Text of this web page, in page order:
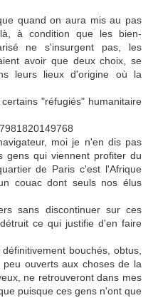
quand on aura mis au pas
à condition que les bien-
ne s'insurgent pas, les
avoir que deux choix, se
leurs lieux d'origine où la
"réfugiés" humanitaire
moi je n'en dis pas
gens qui viennent profiter du
de Paris c'est l'Afrique
couac dont seuls nos élus
sans discontinuer sur ces
ce qui justifie d'en faire
bouchés, obtus,
ouverts aux choses de la
ne retrouveront dans mes
puisque ces gens n'ont que